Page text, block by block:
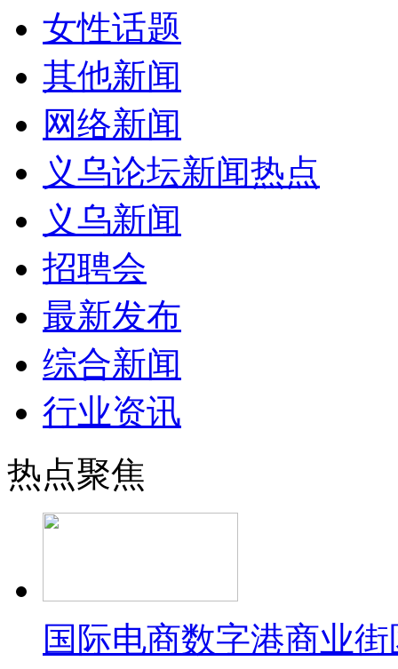
女性话题
其他新闻
网络新闻
义乌论坛新闻热点
义乌新闻
招聘会
最新发布
综合新闻
行业资讯
热点聚焦
国际电商数字港商业